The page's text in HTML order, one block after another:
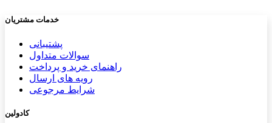
خدمات مشتریان
پشتیب​​انی
سوالات متداول
راهنمای خرید و پرداخت
رویه های ارسال
شرایط مرجوعی
کادولین